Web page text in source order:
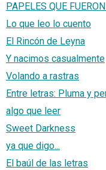
PAPELES QUE
Lo que leo lo cuento
El Rincón de Leyna
Y nacimos casualmente
Volando a rastras
Entre letras: Pluma y
algo que leer
Sweet Darkness
ya que digo...
El baúl de las letras